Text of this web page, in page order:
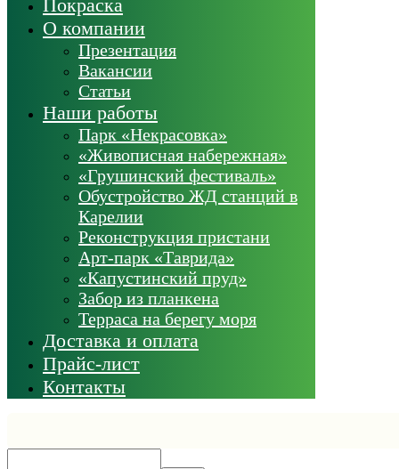
Покраска
О компании
Презентация
Вакансии
Статьи
Наши работы
Парк «Некрасовка»
«Живописная набережная»
«Грушинский фестиваль»
Обустройство ЖД станций в
Карелии
Реконструкция пристани
Арт-парк «Таврида»
«Капустинский пруд»
Забор из планкена
Терраса на берегу моря
Доставка и оплата
Прайс-лист
Контакты